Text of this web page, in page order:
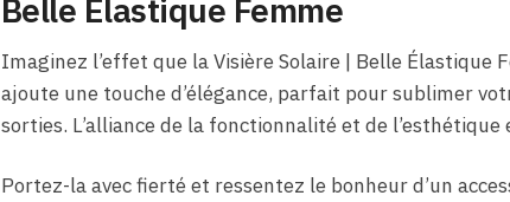
Belle Élastique Femme
Imaginez l’effet que la Visière Solaire | Belle Élastique
ajoute une touche d’élégance, parfait pour sublimer
sorties. L’alliance de la fonctionnalité et de l’esthétique
Portez-la avec fierté et ressentez le bonheur d’un